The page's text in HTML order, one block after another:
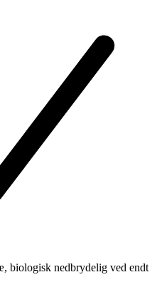
biologisk nedbrydelig ved endt